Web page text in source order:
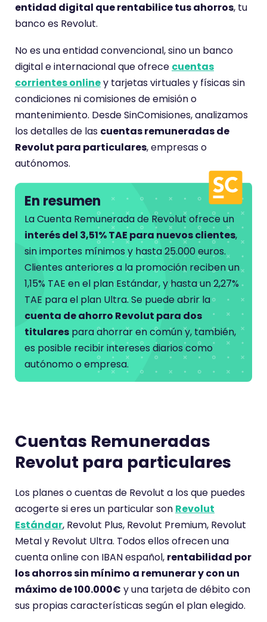
entidad digital que rentabilice tus ahorros, tu
banco es Revolut.
No es una entidad convencional, sino un banco
digital e internacional que ofrece cuentas
corrientes onliney tarjetas virtuales y físicas sin
condiciones ni comisiones de emisión o
mantenimiento. Desde SinComisiones, analizamos
los detalles de las cuentas remuneradas de
Revolut para particulares, empresas o
autónomos.
En resumen
La Cuenta Remunerada de Revolut ofrece un
interés del 3,51% TAE para nuevos clientes,
sin importes mínimos y hasta 25.000 euros.
Clientes anteriores a la promoción reciben un
1,15% TAE en el plan Estándar, y hasta un 2,27%
TAE para el plan Ultra. Se puede abrir la
cuenta de ahorro Revolut para dos
titulares para ahorrar en común y, también,
es posible recibir intereses diarios como
autónomo o empresa.
Cuentas Remuneradas
Revolut para particulares
Los planes o cuentas de Revolut a los que puedes
acogerte si eres un particular son Revolut
Estándar, Revolut Plus, Revolut Premium, Revolut
Metal y Revolut Ultra. Todos ellos ofrecen una
cuenta online con IBAN español, rentabilidad por
los ahorros sin mínimo a remunerar y con un
máximo de 100.000€ y una tarjeta de débito con
sus propias características según el plan elegido.